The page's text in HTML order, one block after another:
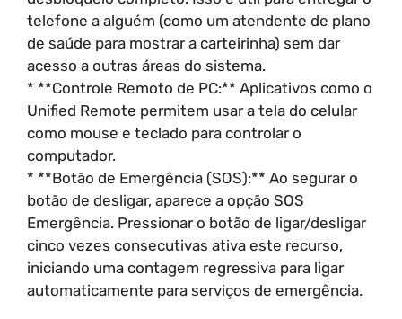
telefone a alguém (como um atendente de plano
de saúde para mostrar a carteirinha) sem dar
acesso a outras áreas do sistema.
* **Controle Remoto de PC:** Aplicativos como o
Unified Remote permitem usar a tela do celular
como mouse e teclado para controlar o
computador.
* **Botão de Emergência (SOS):** Ao segurar o
botão de desligar, aparece a opção SOS
Emergência. Pressionar o botão de ligar/desligar
cinco vezes consecutivas ativa este recurso,
iniciando uma contagem regressiva para ligar
automaticamente para serviços de emergência.